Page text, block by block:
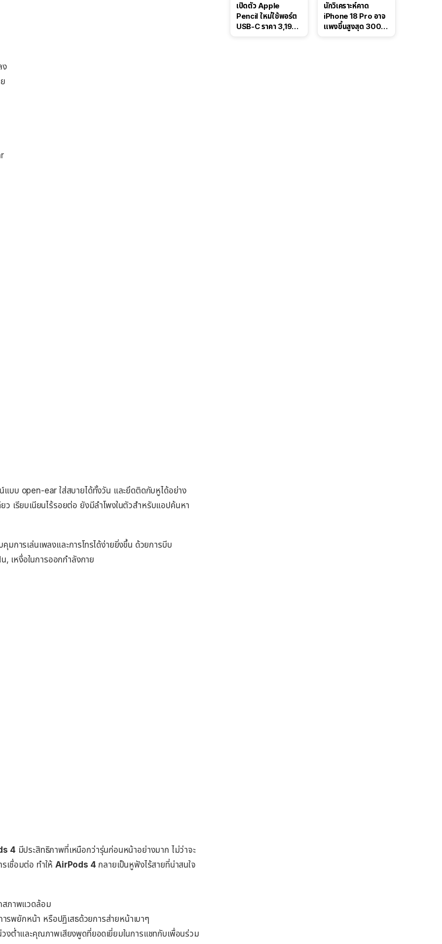
ง
แบบ open-ear ใส่สบายได้ทั้งวัน และยึดติดกับหูได้อย่าง
ว เรียบเนียนไร้รอยต่อ ยังมีลำโพงในตัวสำหรับแอปค้นหา
คุมการเล่นเพลงและการโทรได้ง่ายยิ่งขึ้น ด้วยการบีบ
, เหงื่อในการออกกำลังกาย
4 มีประสิทธิภาพที่เหนือกว่ารุ่นก่อนหน้าอย่างมาก ไม่ว่าจะ
รเชื่อมต่อ ทำให้AirPods 4 กลายเป็นหูฟังไร้สายที่น่าสนใจ
สภาพแวดล้อม
รพยักหน้า หรือปฏิเสธด้วยการส่ายหน้าเบาๆ
งต่ำและคุณภาพเสียงพูดที่ยอดเยี่ยมในการแชทกับเพื่อนร่วม
เปิดตัว Apple
Pencil ใหม่ใช้พอร์ต
USB-C ราคา 3,190
นักวิเคราะห์คาด
iPhone 18 Pro อาจ
แพงขึ้นสูงสุด 300